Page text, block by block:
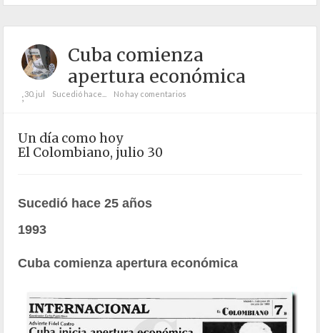
Cuba comienza
apertura económica
;30. jul Sucedió hace... No hay comentarios
Un día como hoy
El Colombiano, julio 30
Sucedió hace 25 años
1993
Cuba comienza apertura económica